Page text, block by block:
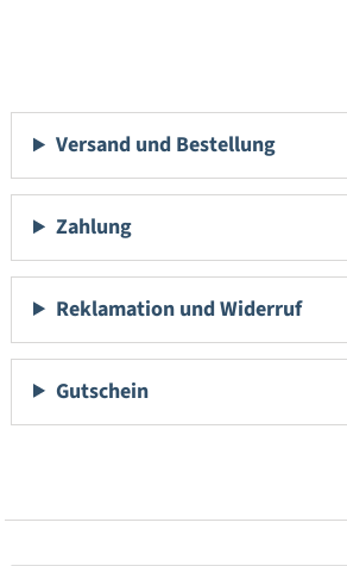
Versand und Bestellung
Zahlung
Reklamation und Widerruf
Gutschein